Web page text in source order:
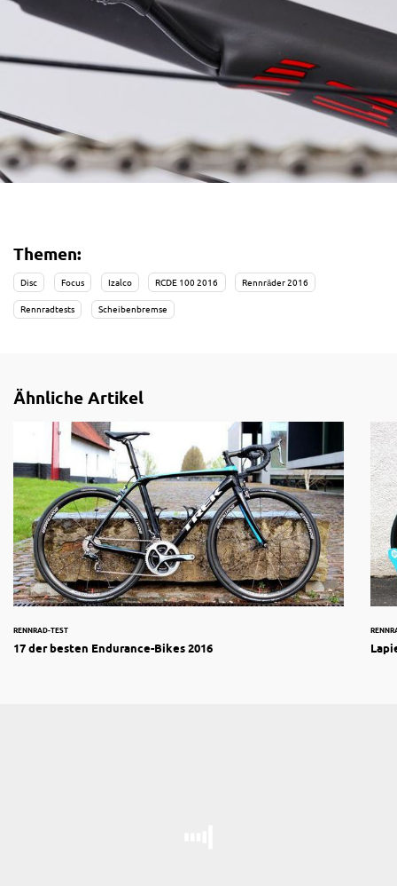
Themen:
Disc Focus Izalco RCDE 100 2016 Rennräder 2016
Rennradtests Scheibenbremse
Ähnliche Artikel
RENNRAD-TEST
17 der besten Endurance-Bikes 2016